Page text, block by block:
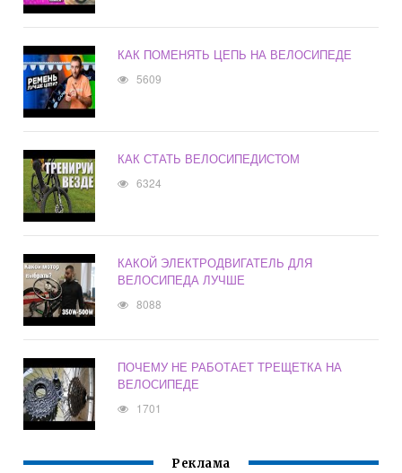
КАК ПОМЕНЯТЬ ЦЕПЬ НА ВЕЛОСИПЕДЕ
5609
КАК СТАТЬ ВЕЛОСИПЕДИСТОМ
6324
КАКОЙ ЭЛЕКТРОДВИГАТЕЛЬ ДЛЯ
ВЕЛОСИПЕДА ЛУЧШЕ
8088
ПОЧЕМУ НЕ РАБОТАЕТ ТРЕЩЕТКА НА
ВЕЛОСИПЕДЕ
1701
Реклама